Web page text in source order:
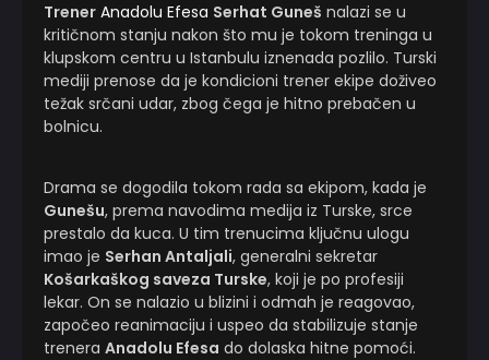
Trener Anadolu Efesa Serhat Guneš nalazi se u
kritičnom stanju nakon što mu je tokom treninga u
klupskom centru u Istanbulu iznenada pozlilo. Turski
mediji prenose da je kondicioni trener ekipe doživeo
težak srčani udar, zbog čega je hitno prebačen u
bolnicu.
Drama se dogodila tokom rada sa ekipom, kada je
Gunešu, prema navodima medija iz Turske, srce
prestalo da kuca. U tim trenucima ključnu ulogu
imao je Serhan Antaljali, generalni sekretar
Košarkaškog saveza Turske, koji je po profesiji
lekar. On se nalazio u blizini i odmah je reagovao,
započeo reanimaciju i uspeo da stabilizuje stanje
trenera Anadolu Efesa do dolaska hitne pomoći.